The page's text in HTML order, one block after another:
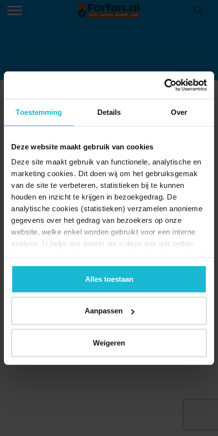
Toestemming Details Over
Deze website maakt gebruik van cookies
Deze site maakt gebruik van functionele, analytische en
marketing cookies. Dit doen wij om het gebruiksgemak
van de site te verbeteren, statistieken bij te kunnen
houden en inzicht te krijgen in bezoekgedrag. De
analytische cookies (statistieken) verzamelen anonieme
gegevens over het gedrag van bezoekers op onze
website, welke enkel worden gebruikt voor een interne
analyse. U helpt ons enorm als u deze aan wilt zetten.
geen commerciële doelstelling. U kunt deze cookies via
de knoppen accepteren, beheren of weigeren.
Alles toestaan
Aanpassen
Weigeren
20220615_141902
© 2026 Stichting Forten Nederland
Doneer nu Disclaimer